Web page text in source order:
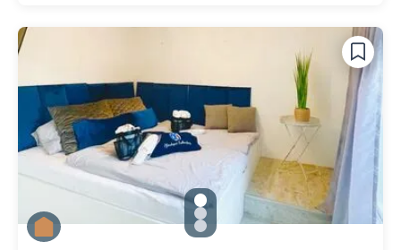
gallery.slide_selector
Zu Slide 1 wechseln
Zu Slide 2 wechseln
Zu Slide 3 wechseln